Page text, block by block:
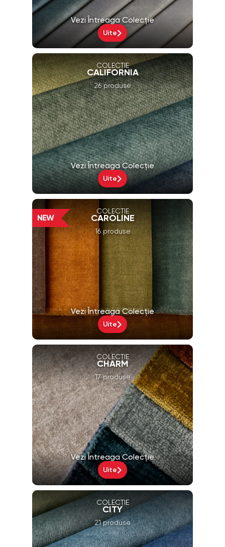
Vezi Întreaga Colecție
Uite
COLECȚIE
CALIFORNIA
26 produse
Vezi Întreaga Colecție
Uite
COLECȚIE
CAROLINE
16 produse
Vezi Întreaga Colecție
Uite
COLECȚIE
CHARM
17 produse
Vezi Întreaga Colecție
Uite
COLECȚIE
CITY
21 produse